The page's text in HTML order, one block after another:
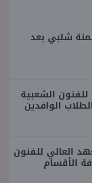
شلبي بعد
الشعبية
العالي للفنون